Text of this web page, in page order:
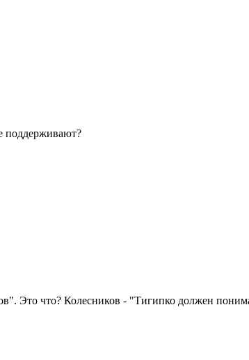
поддерживают?
Это что? Колесников - "Тигипко должен